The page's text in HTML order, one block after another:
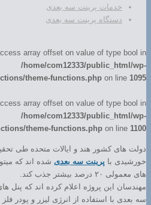
خدمات پرینت سه بعدی
دستگاه پرینت سه بعدی
array offset on value of type bool in
/home/com12333/public_html/wp-
theme-functions.php on line 1095
array offset on value of type bool in
/home/com12333/public_html/wp-
theme-functions.php on line 1100
دولت های کشور هند و ایالات متحده طی
خورشیدی با پرینت سه بعدی شده اند که
های معمولی ۲۰ درصد بیشتر جذب کند.
مهندسان این پروژه اعلام کرده اند که پنل
سه بعدی با استفاده از انرژی لیزر و پودر